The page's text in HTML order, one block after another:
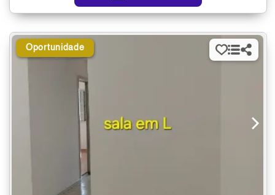
Oportunidade